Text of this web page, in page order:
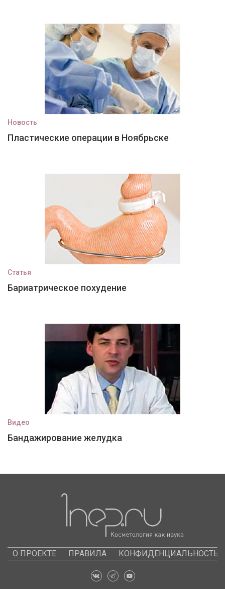
Новость
Пластические операции в Ноябрьске
Статья
Бариатрическое похудение
Видео
Бандажирование желудка
О ПРОЕКТЕ ПРАВИЛА КОНФИДЕНЦИАЛЬНОСТЬ